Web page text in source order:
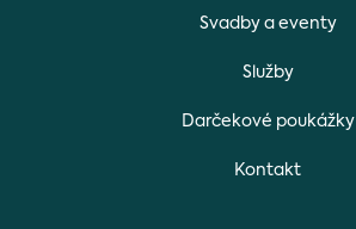
Svadby a eventy
Služby
Darčekové poukážky
Kontakt